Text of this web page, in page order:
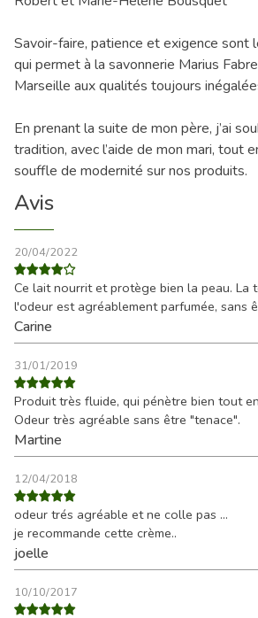
Savoir-faire, patience et exigence sont
qui permet à la savonnerie Marius
Marseille aux qualités toujours
En prenant la suite de mon père, j’ai
tradition, avec l’aide de mon mari, tout
souffle de modernité sur nos produits.
Avis
20/04/2022
Ce lait nourrit et protège bien la peau. La
l'odeur est agréablement parfumée, sans
Carine
31/01/2019
Produit très fluide, qui pénètre bien tout
Odeur très agréable sans être "tenace".
Martine
12/04/2018
odeur trés agréable et ne colle pas ...
je recommande cette crème..
joelle
10/10/2017